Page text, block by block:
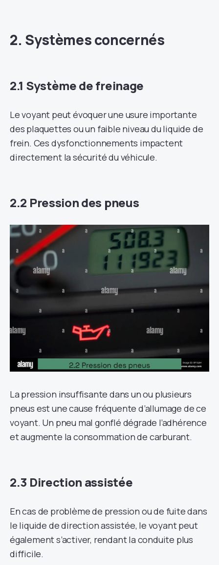
2. Systèmes concernés
2.1 Système de freinage
Le voyant peut évoquer une usure importante
des plaquettes ou un faible niveau du liquide de
frein. Ces dysfonctionnements impactent
directement la sécurité du véhicule.
2.2 Pression des pneus
La pression insuffisante dans un ou plusieurs
pneus est une cause fréquente d’allumage de ce
voyant. Un pneu mal gonflé dégrade l’adhérence
et augmente la consommation de carburant.
2.3 Direction assistée
En cas de problème de pression ou de fuite dans
le liquide de direction assistée, le voyant peut
également s’activer, rendant la conduite plus
difficile.